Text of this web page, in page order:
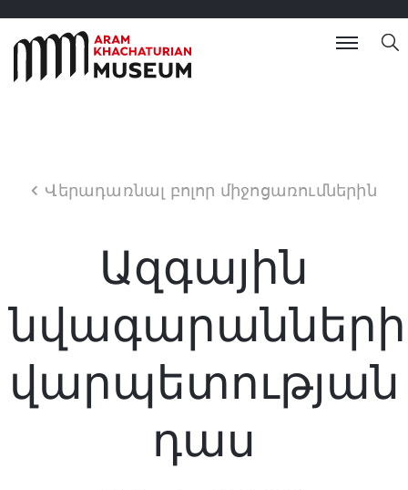
Վերադառնալ բոլոր միջոցառումներին
Ազգային
նվագարանների
վարպետության
դաս